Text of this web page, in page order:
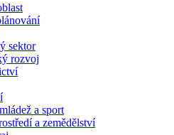
sektor
rozvoj
a sport
a zemědělství